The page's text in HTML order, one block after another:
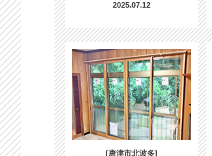
2025.07.12
[唐津市北波多]